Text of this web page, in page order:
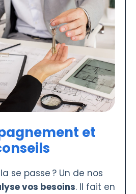
et
se passe ? Un de nos
vos besoins. Il fait en